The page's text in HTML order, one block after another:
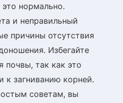
нормально.
и неправильный
причины отсутствия
Избегайте
почвы, так как это
к загниванию корней.
советам, вы